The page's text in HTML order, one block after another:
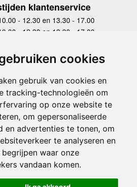
cookies
gebruik van cookies en
tracking-technologieën om
op onze website te
om gepersonaliseerde
en advertenties te tonen, om
te analyseren en
waar onze
vandaan komen.
klantenservice
- 12.30 en 13.30 - 17.00
- 12.30 en 13.30 - 17.00
10.00 - 12.30 en 13.30 - 17.00
- 12.30 en 13.30 - 17.00
Zaterdag
gesloten
Zondag gesloten